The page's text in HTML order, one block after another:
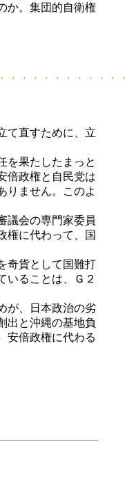
か。集団的自衛権
・・・・・・・・
て直すために、立
を果たしたまっと
倍政権と自民党は
りません。このよ
議会の専門家委員
権に代わって、国
奇貨として国難打
いることは、Ｇ２
が、日本政治の劣
出と沖縄の基地負
安倍政権に代わる